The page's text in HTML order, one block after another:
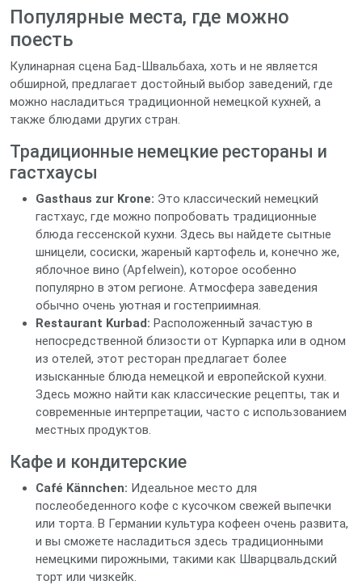
Популярные места, где можно
поесть
Кулинарная сцена Бад-Швальбаха, хоть и не является
обширной, предлагает достойный выбор заведений, где
можно насладиться традиционной немецкой кухней, а
также блюдами других стран.
Традиционные немецкие рестораны и
гастхаусы
Gasthaus zur Krone: Это классический немецкий
гастхаус, где можно попробовать традиционные
блюда гессенской кухни. Здесь вы найдете сытные
шницели, сосиски, жареный картофель и, конечно же,
яблочное вино (Apfelwein), которое особенно
популярно в этом регионе. Атмосфера заведения
обычно очень уютная и гостеприимная.
Restaurant Kurbad: Расположенный зачастую в
непосредственной близости от Курпарка или в одном
из отелей, этот ресторан предлагает более
изысканные блюда немецкой и европейской кухни.
Здесь можно найти как классические рецепты, так и
современные интерпретации, часто с использованием
местных продуктов.
Кафе и кондитерские
Café Kännchen: Идеальное место для
послеобеденного кофе с кусочком свежей выпечки
или торта. В Германии культура кофеен очень развита,
и вы сможете насладиться здесь традиционными
немецкими пирожными, такими как Шварцвальдский
торт или чизкейк.